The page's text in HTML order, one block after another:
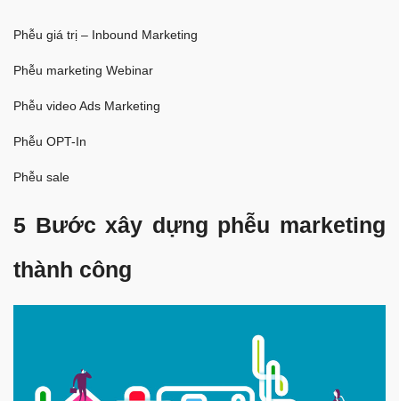
Phễu giá trị – Inbound Marketing
Phễu marketing Webinar
Phễu video Ads Marketing
Phễu OPT-In
Phễu sale
5 Bước xây dựng phễu marketing
thành công